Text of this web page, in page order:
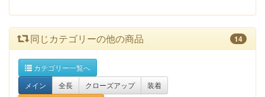
同じカテゴリーの他の商品 14
カテゴリー一覧へ
メイン
全長 クローズアップ
装着